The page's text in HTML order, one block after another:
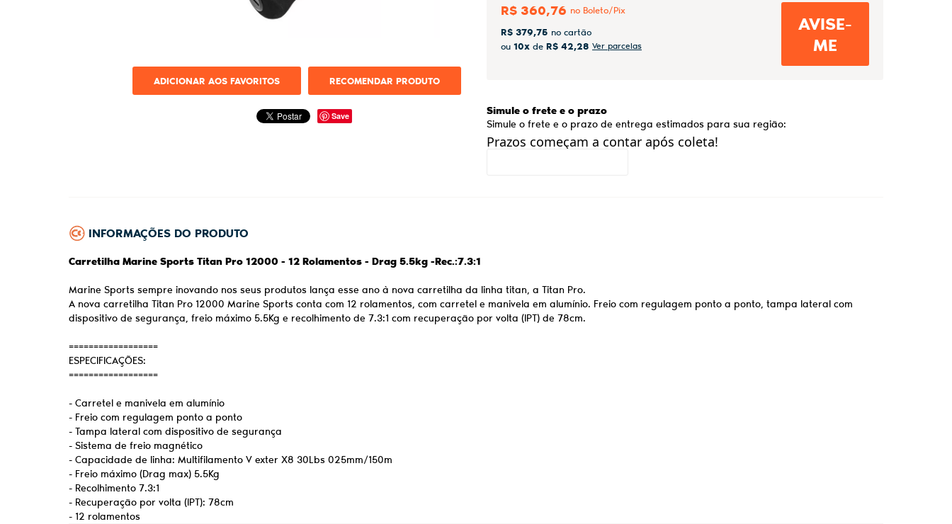
ADICIONAR AOS FAVORITOS RECOMENDAR PRODUTO
Save
R$ 379,75
R$ 360,76
ou 10x de R$ 42,28 Ver parcelas
AVISE-
ME
Simule o frete e o prazo
Simule o frete e o prazo de entrega estimados para sua região:
Prazos começam a contar após coleta!
INFORMAÇÕES DO PRODUTO
Carretilha Marine Sports Titan Pro 12000 - 12 Rolamentos - Drag 5.5kg -Rec.:7.3:1
Marine Sports sempre inovando nos seus produtos lança esse ano à nova carretilha da linha titan, a Titan Pro.
A nova carretilha Titan Pro 12000 Marine Sports conta com 12 rolamentos, com carretel e manivela em alumínio. Freio com regulagem ponto a ponto, tampa lateral com
dispositivo de segurança, freio máximo 5.5Kg e recolhimento de 7.3:1 com recuperação por volta (IPT) de 78cm.
==================
ESPECIFICAÇÕES:
==================
- Carretel e manivela em alumínio
- Freio com regulagem ponto a ponto
- Tampa lateral com dispositivo de segurança
- Sistema de freio magnético
- Capacidade de linha: Multifilamento V exter X8 30Lbs 025mm/150m
- Freio máximo (Drag max) 5.5Kg
- Recolhimento 7.3:1
- Recuperação por volta (IPT): 78cm
- 12 rolamentos